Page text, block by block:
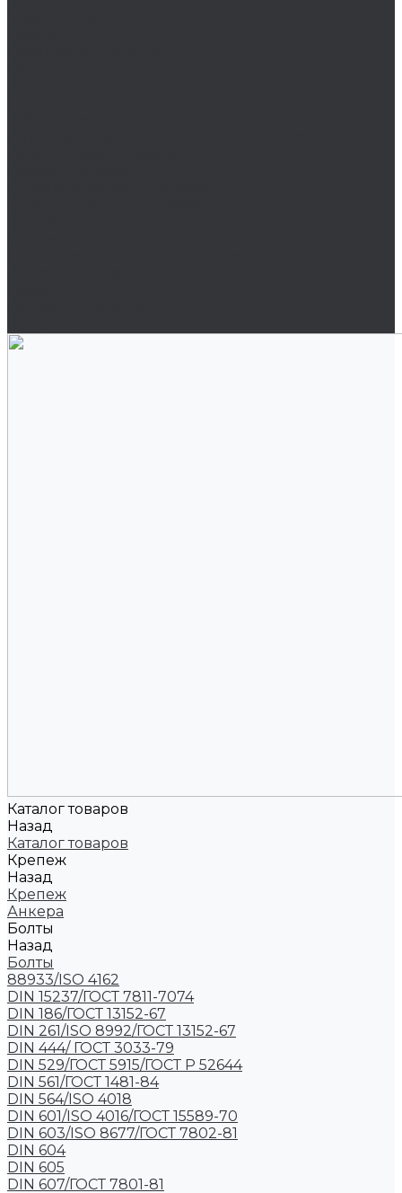
Каталог товаров
Назад
Каталог товаров
Крепеж
Назад
Крепеж
Анкера
Болты
Назад
Болты
88933/ISO 4162
DIN 15237/ГОСТ 7811-7074
DIN 186/ГОСТ 13152-67
DIN 261/ISO 8992/ГОСТ 13152-67
DIN 444/ ГОСТ 3033-79
DIN 529/ГОСТ 5915/ГОСТ Р 52644
DIN 561/ГОСТ 1481-84
DIN 564/ISO 4018
DIN 601/ISO 4016/ГОСТ 15589-70
DIN 603/ISO 8677/ГОСТ 7802-81
DIN 604
DIN 605
DIN 607/ГОСТ 7801-81